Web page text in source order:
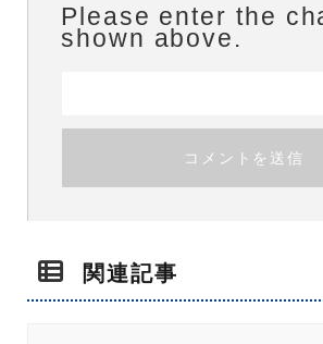
Please enter the
shown above.
関連記事